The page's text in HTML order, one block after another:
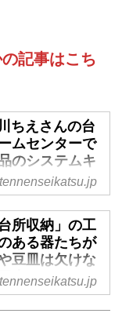
記事はこち
ちえさんの台
ムセンターで
のシステムキ
タマイズし
くもりのある
まいから平屋へ
谷川ちえさん。
キッチンを取り
しました。地元
職人さんと一緒
tennenseikatsu.jp
所収納」の工
ある器たちが
豆皿は欠けな
夫／in-kyo・
- 天然生活
tennenseikatsu.jp